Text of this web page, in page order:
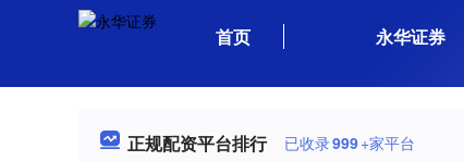
首页 永华证券
正规配资平台排行 已收录999+家平台